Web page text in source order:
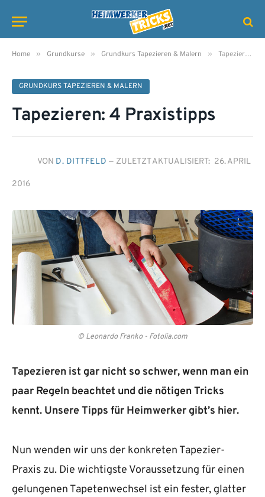
Home » Grundkurse » Grundkurs Tapezieren & Malern » Tapezieren: 4 Praxistipps
GRUNDKURS TAPEZIEREN & MALERN
Tapezieren: 4 Praxistipps
VON D. DITTFELD ZULETZT AKTUALISIERT: 26. APRIL
2016
© Leonardo Franko - Fotolia.com
Tapezieren ist gar nicht so schwer, wenn man ein
paar Regeln beachtet und die nötigen Tricks
kennt. Unsere Tipps für Heimwerker gibt’s hier.
Nun wenden wir uns der konkreten Tapezier-
Praxis zu. Die wichtigste Voraussetzung für einen
gelungenen Tapetenwechsel ist ein fester, glatter